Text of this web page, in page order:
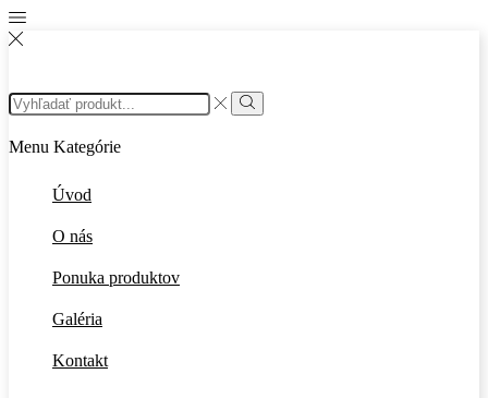
Search
input
Search
Menu Kategórie
Úvod
O nás
Ponuka produktov
Galéria
Kontakt